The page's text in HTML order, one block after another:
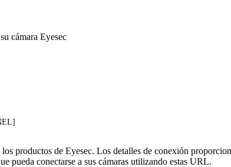
cámara Eyesec
productos de Eyesec. Los detalles de conexión
pueda conectarse a sus cámaras utilizando estas URL.